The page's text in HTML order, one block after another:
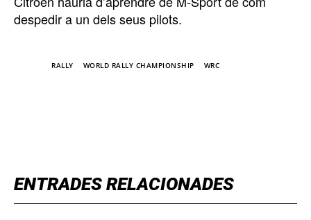
ENTRADES RELACIONADES
despedir a un dels seus pilots.
RALLY WORLD RALLY CHAMPIONSHIP WRC